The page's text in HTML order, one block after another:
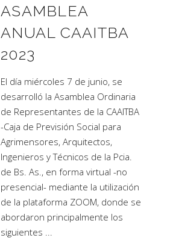
ASAMBLEA
ANUAL CAAITBA
2023
El día miércoles 7 de junio, se
desarrolló la Asamblea Ordinaria
de Representantes de la CAAITBA
-Caja de Previsión Social para
Agrimensores, Arquitectos,
Ingenieros y Técnicos de la Pcia.
de Bs. As., en forma virtual -no
presencial- mediante la utilización
de la plataforma ZOOM, donde se
abordaron principalmente los
siguientes